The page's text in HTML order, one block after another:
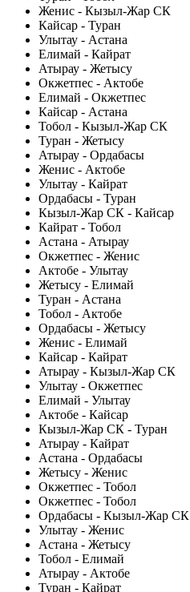
Женис - Кызыл-Жар СК
Кайсар - Туран
Улытау - Астана
Елимай - Кайрат
Атырау - Жетысу
Окжетпес - Актобе
Елимай - Окжетпес
Кайсар - Астана
Тобол - Кызыл-Жар СК
Туран - Жетысу
Атырау - Ордабасы
Женис - Актобе
Улытау - Кайрат
Ордабасы - Туран
Кызыл-Жар СК - Кайсар
Кайрат - Тобол
Астана - Атырау
Окжетпес - Женис
Актобе - Улытау
Жетысу - Елимай
Туран - Астана
Тобол - Актобе
Ордабасы - Жетысу
Женис - Елимай
Кайсар - Кайрат
Атырау - Кызыл-Жар СК
Улытау - Окжетпес
Елимай - Улытау
Актобе - Кайсар
Кызыл-Жар СК - Туран
Атырау - Кайрат
Астана - Ордабасы
Жетысу - Женис
Окжетпес - Тобол
Окжетпес - Тобол
Ордабасы - Кызыл-Жар СК
Улытау - Женис
Астана - Жетысу
Тобол - Елимай
Атырау - Актобе
Туран - Кайрат